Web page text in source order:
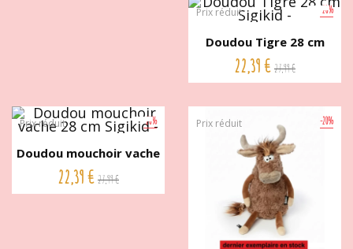
-20%
Prix réduit
Doudou Tigre 28 cm
Sigikid
22,39 € 27,99 €
-20%
Prix réduit
Doudou mouchoir vache
28 cm...
22,39 € 27,99 €
-20%
Prix réduit